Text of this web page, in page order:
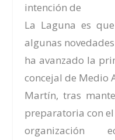
intención de
La Laguna es
algunas
ha avanzado la
concejal de Medio
Martín, tras
preparatoria con
organización